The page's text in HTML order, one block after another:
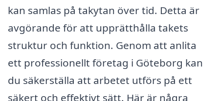
kan samlas på takytan över tid. Detta är
avgörande för att upprätthålla takets
struktur och funktion. Genom att anlita
ett professionellt företag i Göteborg kan
du säkerställa att arbetet utförs på ett
säkert och effektivt sätt. Här är några